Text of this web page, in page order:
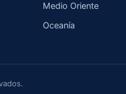
Medio Oriente
Oceanía